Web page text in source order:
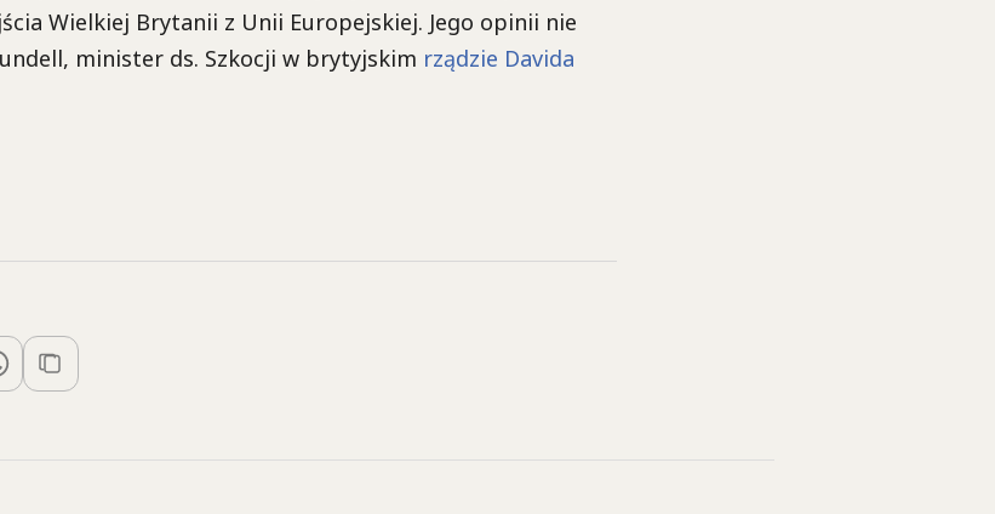
Wielkiej Brytanii z Unii Europejskiej. Jego opinii nie
minister ds. Szkocji w brytyjskim rządzie Davida